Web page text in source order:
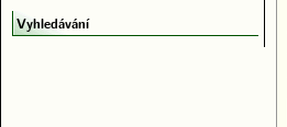
Vyhledávání